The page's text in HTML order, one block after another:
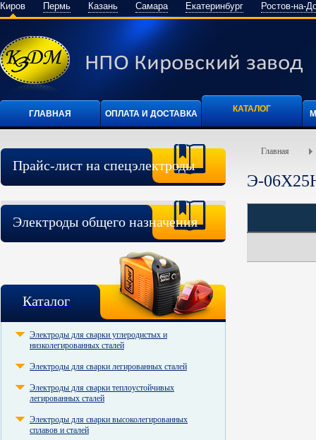
Киров Пермь Казань Самара Екатеринбург Ростов-на-
ГЛАВНАЯ ОПЛАТА И ДОСТАВКА КАТАЛОГ
Прайс-лист на спецэлектроды
Электроды общего назначения
Каталог
Электроды для сварки углеродистых и
низколегированных сталей
Электроды для сварки легированных сталей
Электроды для сварки теплоустойчивых
легированных сталей
Электроды для сварки высоколегированных
сплавов и сталей
Главная
Э-